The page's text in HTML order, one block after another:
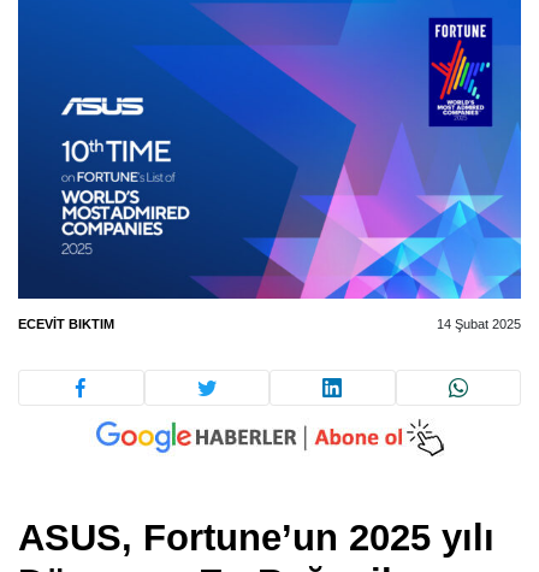
ECEVIT BIKTIM 14 Şubat 2025
ASUS, Fortune’un 2025 yılı